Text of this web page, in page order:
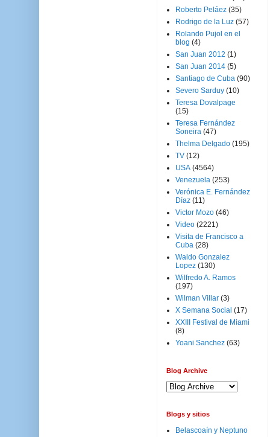
Roberto Peláez (35)
Rodrigo de la Luz (57)
Rolando Pujol en el
blog (4)
San Juan 2012 (1)
San Juan 2014 (5)
Santiago de Cuba (90)
Severo Sarduy (10)
Teresa Dovalpage
(15)
Teresa Fernández
Soneira (47)
Thelma Delgado (195)
TV (12)
USA (4564)
Venezuela (253)
Verónica E. Fernández
Díaz (11)
Victor Mozo (46)
Video (2221)
Visita de Francisco a
Cuba (28)
Waldo Gonzalez
Lopez (130)
Wilfredo A. Ramos
(197)
Wilman Villar (3)
X Semana Social (17)
XXIII Festival de Miami
(8)
Yoani Sanchez (63)
Blog Archive
Blogs y sitios
Belascoaín y Neptuno